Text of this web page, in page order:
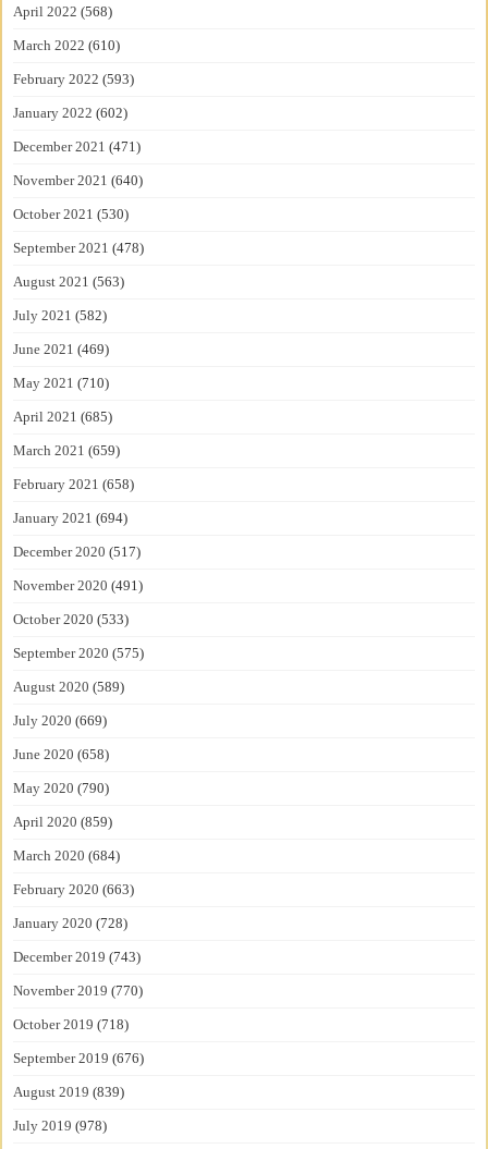
April 2022 (568)
March 2022 (610)
February 2022 (593)
January 2022 (602)
December 2021 (471)
November 2021 (640)
October 2021 (530)
September 2021 (478)
August 2021 (563)
July 2021 (582)
June 2021 (469)
May 2021 (710)
April 2021 (685)
March 2021 (659)
February 2021 (658)
January 2021 (694)
December 2020 (517)
November 2020 (491)
October 2020 (533)
September 2020 (575)
August 2020 (589)
July 2020 (669)
June 2020 (658)
May 2020 (790)
April 2020 (859)
March 2020 (684)
February 2020 (663)
January 2020 (728)
December 2019 (743)
November 2019 (770)
October 2019 (718)
September 2019 (676)
August 2019 (839)
July 2019 (978)